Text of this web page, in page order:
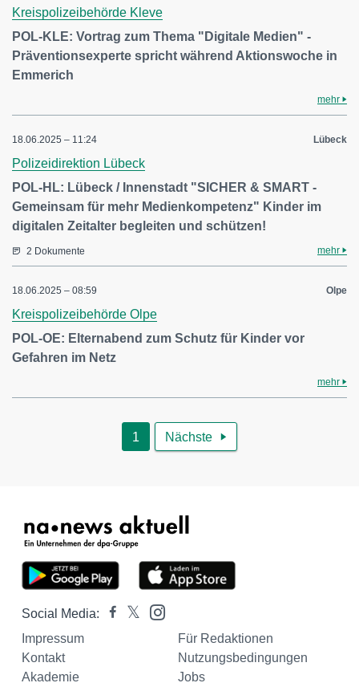
Kreispolizeibehörde Kleve
POL-KLE: Vortrag zum Thema "Digitale Medien" -
Präventionsexperte spricht während Aktionswoche in
Emmerich
mehr
18.06.2025 – 11:24 Lübeck
Polizeidirektion Lübeck
POL-HL: Lübeck / Innenstadt "SICHER & SMART -
Gemeinsam für mehr Medienkompetenz" Kinder im
digitalen Zeitalter begleiten und schützen!
2 Dokumente mehr
18.06.2025 – 08:59 Olpe
Kreispolizeibehörde Olpe
POL-OE: Elternabend zum Schutz für Kinder vor
Gefahren im Netz
mehr
1 Nächste 
Social Media:
Impressum
Für Redaktionen
Kontakt
Nutzungsbedingungen
Akademie
Jobs